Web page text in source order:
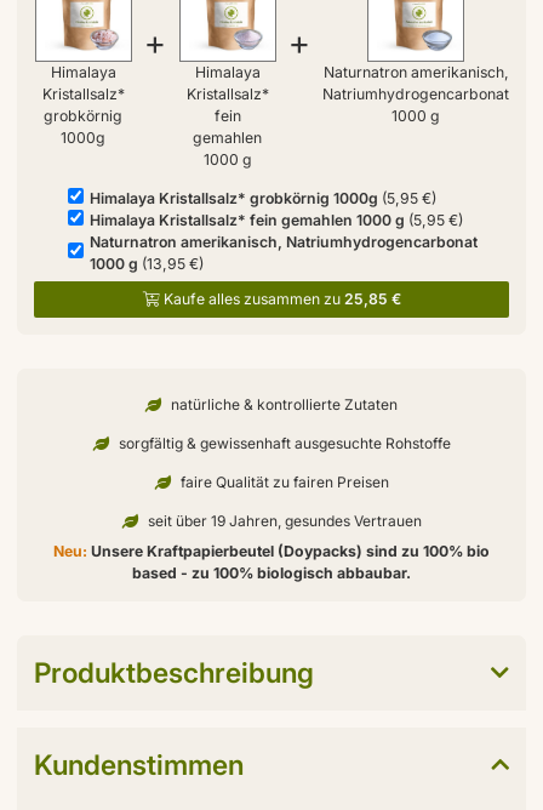
Himalaya
Kristallsalz*
grobkörnig
1000g
+
Himalaya
Kristallsalz*
fein
gemahlen
1000 g
+
Naturnatron amerikanisch,
Natriumhydrogencarbonat
1000 g
Himalaya Kristallsalz* grobkörnig 1000g (5,95 €)
Himalaya Kristallsalz* fein gemahlen 1000 g (5,95 €)
Naturnatron amerikanisch, Natriumhydrogencarbonat
1000 g (13,95 €)
Kaufe alles zusammen zu 25,85 €
natürliche & kontrollierte Zutaten
sorgfältig & gewissenhaft ausgesuchte Rohstoffe
faire Qualität zu fairen Preisen
seit über 19 Jahren, gesundes Vertrauen
Neu: Unsere Kraftpapierbeutel (Doypacks) sind zu 100% bio
based - zu 100% biologisch abbaubar.
Produktbeschreibung
Kundenstimmen